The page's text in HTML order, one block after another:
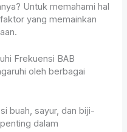
Untuk memahami hal
yang memainkan
Frekuensi BAB
oleh berbagai
buah, sayur, dan biji-
dalam